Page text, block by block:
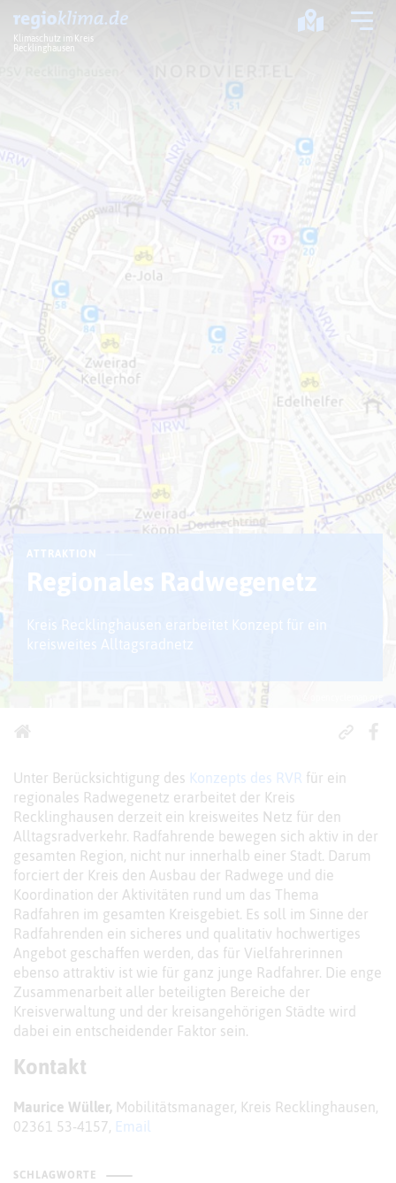
Klimaschutz im Kreis
Recklinghausen
Klima im Kreis
Klimawandel
Klimaschutz
Klimaanpassung
ATTRAKTION
Regionales Radwegenetz
Kreis Recklinghausen erarbeitet Konzept für ein
kreisweites Alltagsradnetz
Unter Berücksichtigung des Konzepts des RVR für ein
regionales Radwegenetz erarbeitet der Kreis
Recklinghausen derzeit ein kreisweites Netz für den
Alltagsradverkehr. Radfahrende bewegen sich aktiv in der
gesamten Region, nicht nur innerhalb einer Stadt. Darum
forciert der Kreis den Ausbau der Radwege und die
Koordination der Aktivitäten rund um das Thema
Radfahren im gesamten Kreisgebiet. Es soll im Sinne der
Radfahrenden ein sicheres und qualitativ hochwertiges
Angebot geschaffen werden, das für Vielfahrerinnen
ebenso attraktiv ist wie für ganz junge Radfahrer. Die enge
Zusammenarbeit aller beteiligten Bereiche der
Kreisverwaltung und der kreisangehörigen Städte wird
dabei ein entscheidender Faktor sein.
Kontakt
Maurice Wüller, Mobilitätsmanager, Kreis Recklinghausen,
02361 53-4157, Email
SCHLAGWORTE